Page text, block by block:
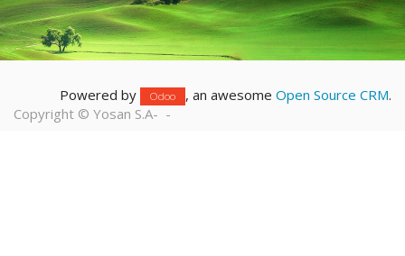
Powered by Odoo , an awesome Open Source CRM.
Copyright © Yosan S.A- -